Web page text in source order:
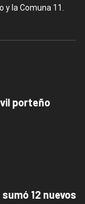
y la Comuna 11.
porteño
12 nuevos